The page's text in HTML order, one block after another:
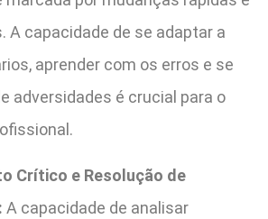
A capacidade de se adaptar a
aprender com os erros e se
adversidades é crucial para o
Crítico e Resolução de
A capacidade de analisar